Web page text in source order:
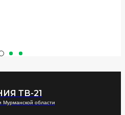
ТВ-21
Мурманской области